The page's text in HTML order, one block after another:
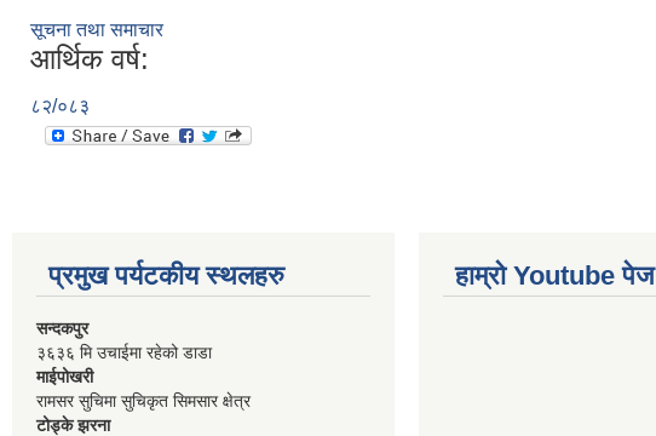
सूचना तथा समाचार
आर्थिक वर्ष:
८२/०८३
प्रमुख पर्यटकीय स्थलहरु
सन्दकपुर
३६३६ मि उचाईमा रहेको डाडा
माईपोखरी
रामसर सुचिमा सुचिकृत सिमसार क्षेत्र
टोड्के झरना
हाम्रो Youtube पेज